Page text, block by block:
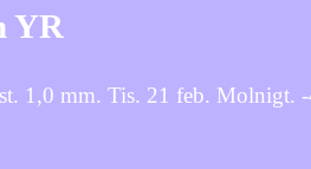
YR
1,0 mm. Tis. 21 feb. Molnigt.